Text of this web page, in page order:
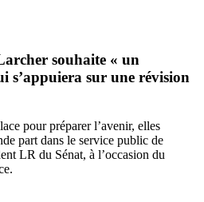
souhaite « un
s’appuiera sur une révision
pour préparer l’avenir, elles
part dans le service public de
LR du Sénat, à l’occasion du